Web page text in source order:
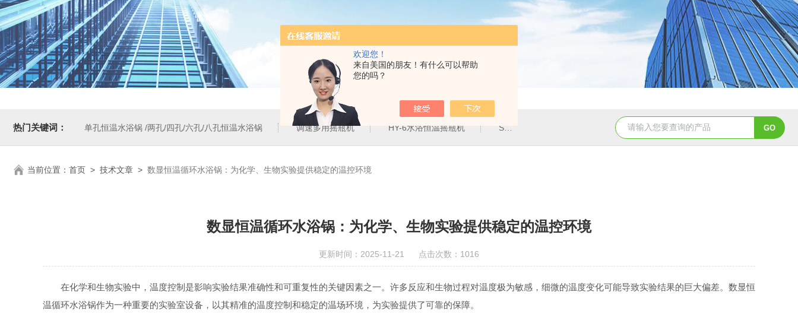
欢迎您！
来自美国的朋友！有什么可以帮助
您的吗？
热门关键词： 单孔恒温水浴锅 /两孔/四孔/六孔/八孔恒温水浴锅 调速多用摇瓶机 HY-6水浴恒温摇瓶机 SHZ-82气浴恒温振荡器
当前位置： 首页 > 技术文章 > 数显恒温循环水浴锅：为化学、生物实验提供稳定的温控环境
数显恒温循环水浴锅：为化学、生物实验提供稳定的温控环境
更新时间：2025-11-21 点击次数：1016
在化学和生物实验中，温度控制是影响实验结果准确性和可重复性的关键因素之一。许多反应和生物过程对温度极为敏感，细微的温度变化可能导致实验结果的巨大偏差。数显恒
温循环水浴锅作为一种重要的实验室设备，以其精准的温度控制和稳定的温场环境，为实验提供了可靠的保障。